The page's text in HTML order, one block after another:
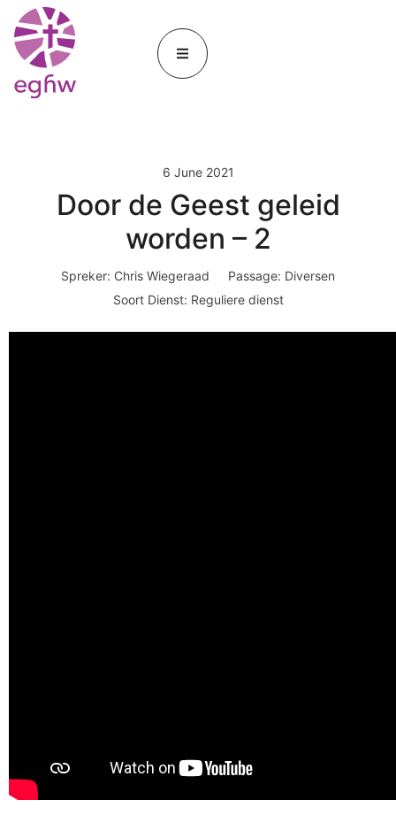
6 June 2021
Door de Geest geleid
worden – 2
Spreker: Chris Wiegeraad Passage: Diversen
Soort Dienst: Reguliere dienst